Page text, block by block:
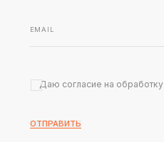
Даю согласие на обработку
ОТПРАВИТЬ